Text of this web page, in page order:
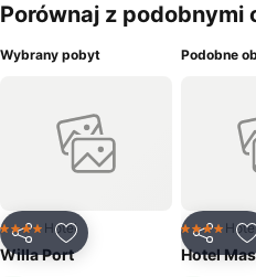
Porównaj z podobnymi
Wybrany pobyt
UdostępnijDodaj do ulubionych
4 Kategoria
Hotel
Willa Port
Podobne
4 Kategoria
Hotel